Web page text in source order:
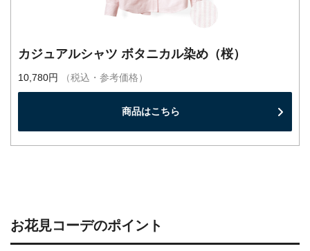
カジュアルシャツ ボタニカル染め（桜）
10,780円 （税込・参考価格）
商品はこちら
お花見コーデのポイント